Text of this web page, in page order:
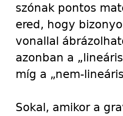
szónak pontos
ered, hogy
vonallal
azonban a
míg a „nem-
Sokal, amikor a